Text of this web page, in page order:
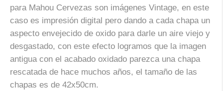
para Mahou Cervezas son imágenes Vintage, en este
caso es impresión digital pero dando a cada chapa un
aspecto envejecido de oxido para darle un aire viejo y
desgastado, con este efecto logramos que la imagen
antigua con el acabado oxidado parezca una chapa
rescatada de hace muchos años, el tamaño de las
chapas es de 42x50cm.